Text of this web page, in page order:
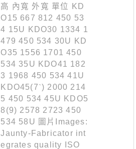
高 內寬 外寬 單位 KD
O15 667 812 450 53
4 15U KDO30 1334 1
479 450 534 30U KD
O35 1556 1701 450
534 35U KDO41 182
3 1968 450 534 41U
KDO45(7ˋ) 2000 214
5 450 534 45U KDO5
8(9) 2578 2723 450
534 58U 圖片Images:
Jaunty-Fabricator int
egrates quality ISO